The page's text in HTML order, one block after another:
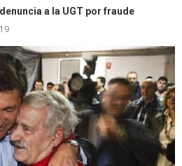
a la UGT por fraude